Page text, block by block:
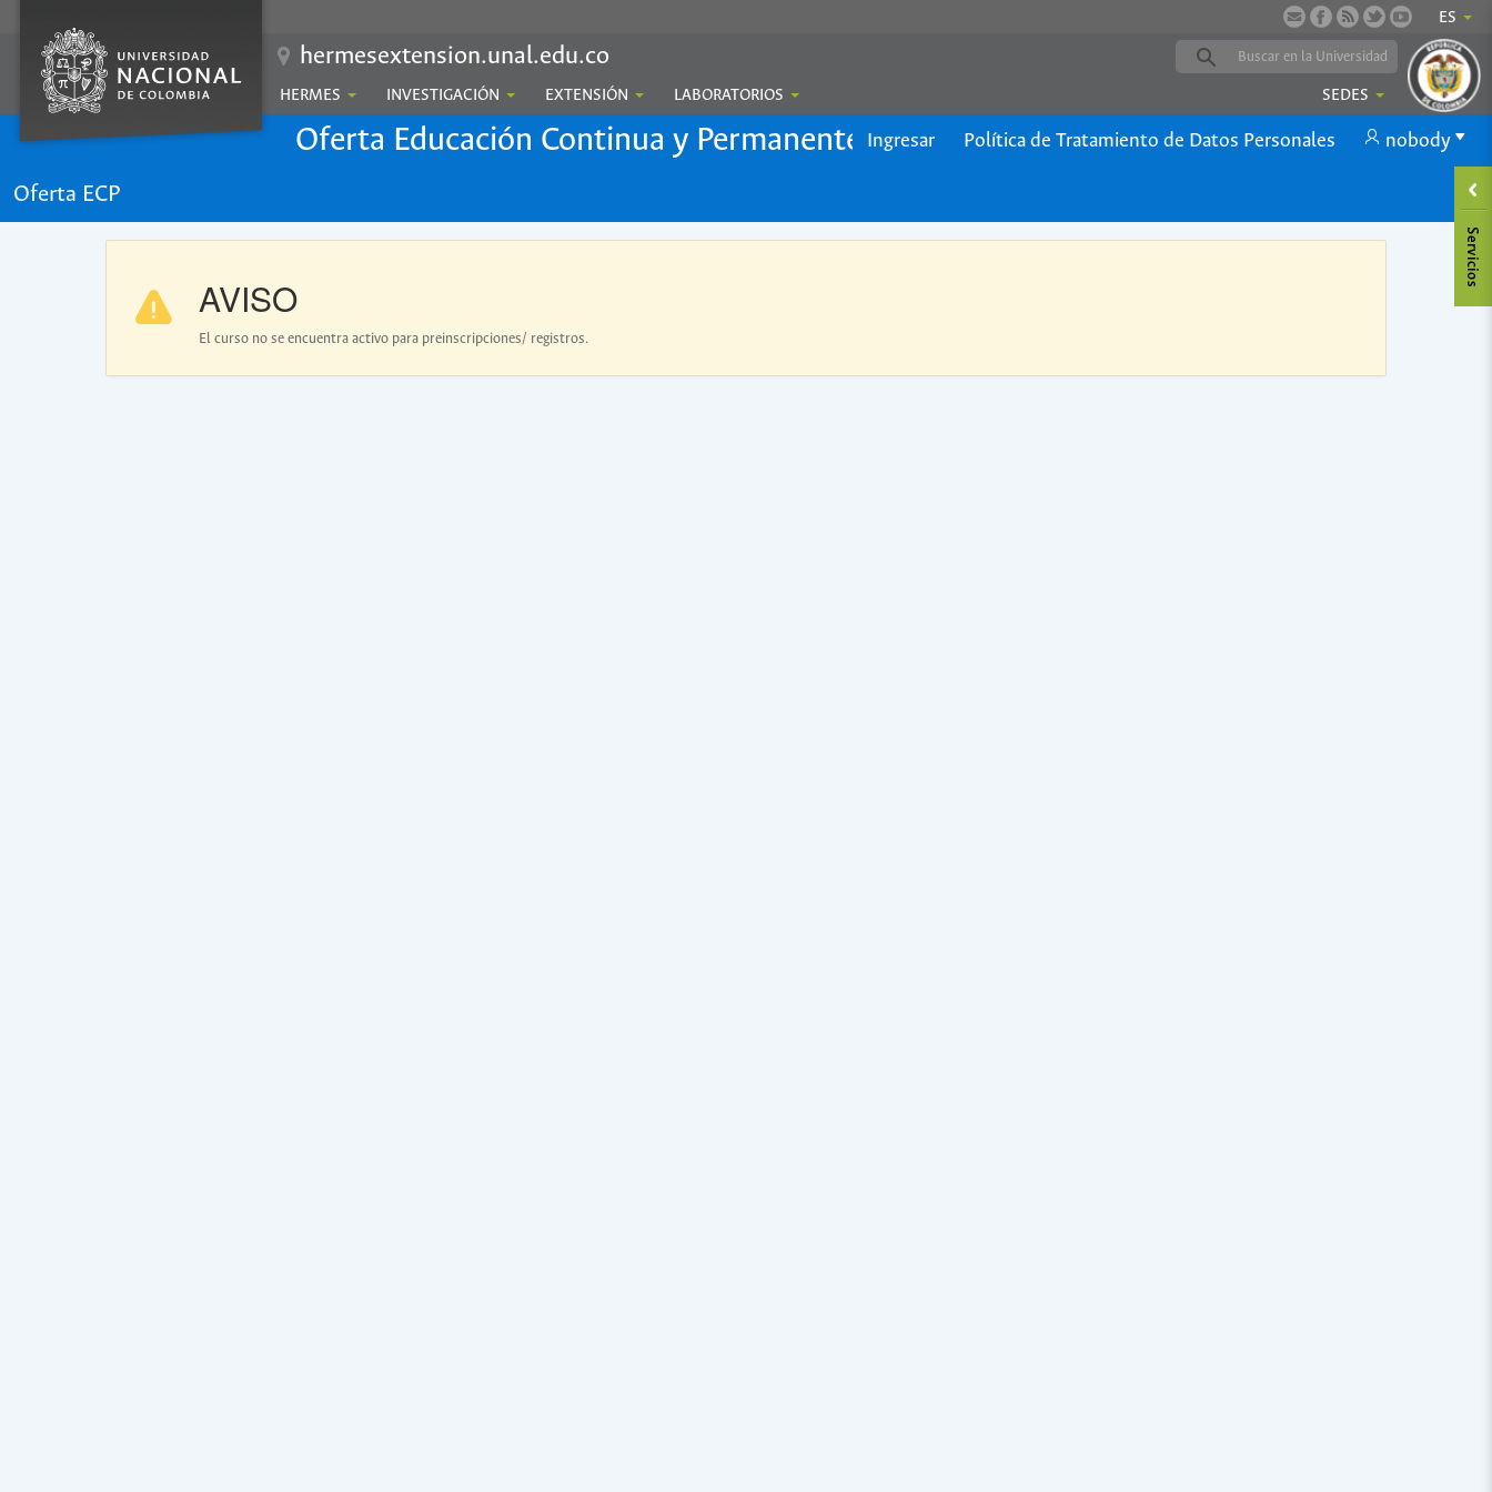
ES
hermesextension.unal.edu.co
HERMES INVESTIGACIÓN EXTENSIÓN LABORATORIOS SEDES
Oferta Educación Continua y Permanente Ingresar Política de Tratamiento de Datos Personales nobody
Oferta ECP
AVISO
El curso no se encuentra activo para preinscripciones/ registros.